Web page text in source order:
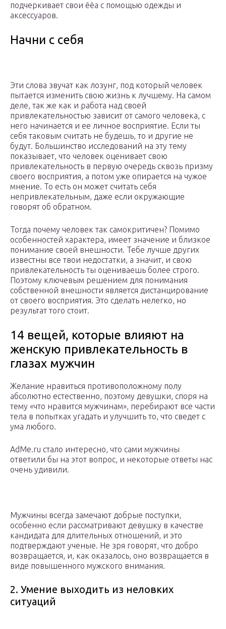
подчеркивает свои ёёа с помощью одежды и
аксессуаров.
Начни с себя
Эти слова звучат как лозунг, под который человек
пытается изменить свою жизнь к лучшему. На самом
деле, так же как и работа над своей
привлекательностью зависит от самого человека, с
него начинается и ее личное восприятие. Если ты
себя таковым считать не будешь, то и другие не
будут. Большинство исследований на эту тему
показывает, что человек оценивает свою
привлекательность в первую очередь сквозь призму
своего восприятия, а потом уже опирается на чужое
мнение. То есть он может считать себя
непривлекательным, даже если окружающие
говорят об обратном.
Тогда почему человек так самокритичен? Помимо
особенностей характера, имеет значение и близкое
понимание своей внешности. Тебе лучше других
известны все твои недостатки, а значит, и свою
привлекательность ты оцениваешь более строго.
Поэтому ключевым решением для понимания
собственной внешности является дистанцирование
от своего восприятия. Это сделать нелегко, но
результат того стоит.
14 вещей, которые влияют на
женскую привлекательность в
глазах мужчин
Желание нравиться противоположному полу
абсолютно естественно, поэтому девушки, споря на
тему «что нравится мужчинам», перебирают все части
тела в попытках угадать и улучшить то, что сведет с
ума любого.
AdMe.ru стало интересно, что сами мужчины
ответили бы на этот вопрос, и некоторые ответы нас
очень удивили.
Мужчины всегда замечают добрые поступки,
особенно если рассматривают девушку в качестве
кандидата для длительных отношений, и это
подтверждают ученые. Не зря говорят, что добро
возвращается, и, как оказалось, оно возвращается в
виде повышенного мужского внимания.
2. Умение выходить из неловких
ситуаций